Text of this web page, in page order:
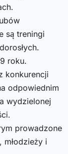
są treningi
roku.
konkurencji
odpowiednim
wydzielonej
prowadzone
i